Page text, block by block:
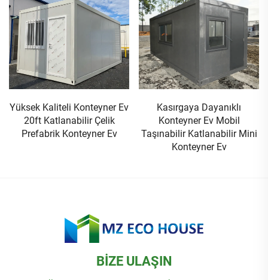
Yüksek Kaliteli Konteyner Ev
20ft Katlanabilir Çelik
Prefabrik Konteyner Ev
Kasırgaya Dayanıklı
Konteyner Ev Mobil
Taşınabilir Katlanabilir Mini
Konteyner Ev
BIZE ULAŞIN